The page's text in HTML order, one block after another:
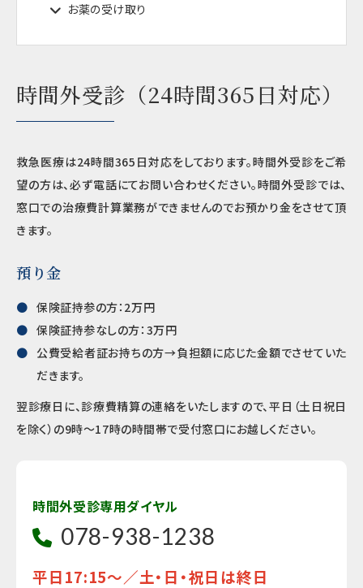
お薬の受け取り
時間外受診（24時間365日対応）
救急医療は24時間365日対応をしております。時間外受診をご希
望の方は、必ず電話にてお問い合わせください。時間外受診では、
窓口での治療費計算業務ができませんのでお預かり金をさせて頂
きます。
預り金
保険証持参の方：2万円
保険証持参なしの方：3万円
公費受給者証お持ちの方→負担額に応じた金額でさせていた
だきます。
翌診療日に、診療費精算の連絡をいたしますので、平日（土日祝日
を除く）の9時～17時の時間帯で受付窓口にお越しください。
時間外受診専用ダイヤル
078-938-1238
平日17:15～／土・日・祝日は終日